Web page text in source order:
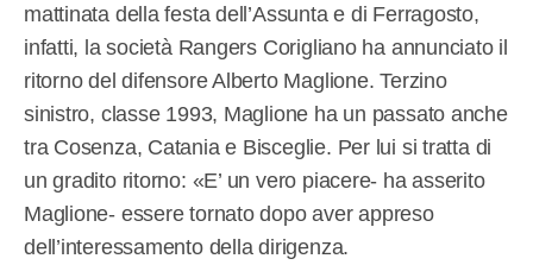
mattinata della festa dell’Assunta e di Ferragosto,
infatti, la società Rangers Corigliano ha annunciato il
ritorno del difensore Alberto Maglione. Terzino
sinistro, classe 1993, Maglione ha un passato anche
tra Cosenza, Catania e Bisceglie. Per lui si tratta di
un gradito ritorno: «E’ un vero piacere- ha asserito
Maglione- essere tornato dopo aver appreso
dell’interessamento della dirigenza.